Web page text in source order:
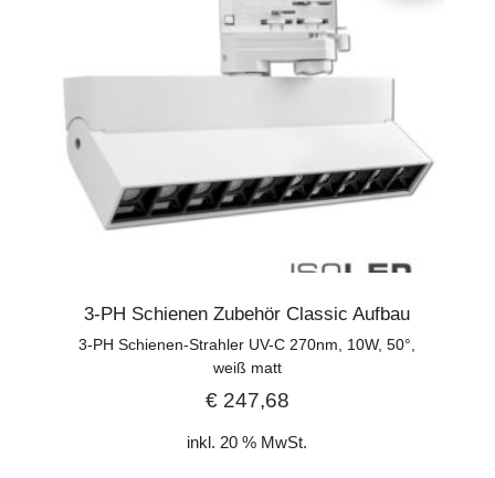
3-PH Schienen Zubehör Classic Aufbau
3-PH Schienen-Strahler UV-C 270nm, 10W, 50°,
weiß matt
€247,68
inkl. 20 % MwSt.